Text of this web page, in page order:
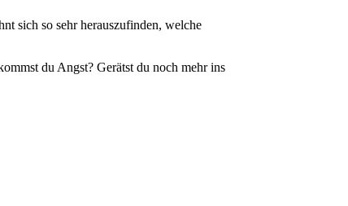
sich so sehr herauszufinden, welche
du Angst? Gerätst du noch mehr ins